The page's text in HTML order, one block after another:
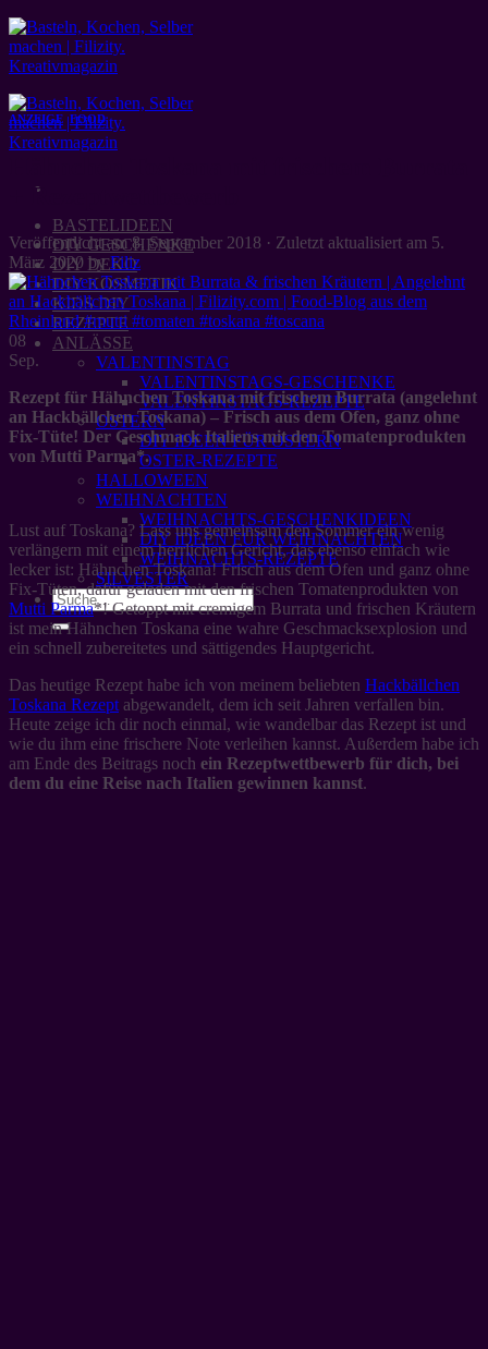
Zum
Inhalt
springen
BASTELIDEEN
DIY GESCHENKE
DIY DEKO
DIY KOSMETIK
KIDS DIY
REZEPTE
ANLÄSSE
VALENTINSTAG
VALENTINSTAGS-GESCHENKE
VALENTINSTAGS-REZEPTE
OSTERN
DIY IDEEN FÜR OSTERN
OSTER-REZEPTE
HALLOWEEN
WEIHNACHTEN
WEIHNACHTS-GESCHENKIDEEN
DIY IDEEN FÜR WEIHNACHTEN
WEIHNACHTS-REZEPTE
SILVESTER
ANZEIGE ,FOOD
+ Rezeptwettbewerb
Veröffentlicht am8. September 2018 · Zuletzt aktualisiert am 5.
März 2020 byFiliz
08
Sep.
Rezept für Hähnchen Toskana mit frischem Burrata (angelehnt
an Hackbällchen Toskana) – Frisch aus dem Ofen, ganz ohne
Fix-Tüte! Der Geschmack Italiens mit den Tomatenprodukten
von Mutti Parma*.
Lust auf Toskana? Lass uns gemeinsam den Sommer ein wenig
verlängern mit einem herrlichen Gericht, das ebenso einfach wie
lecker ist: Hähnchen Toskana! Frisch aus dem Ofen und ganz ohne
Fix-Tüten, dafür geladen mit den frischen Tomatenprodukten von
Mutti Parma*! Getoppt mit cremigem Burrata und frischen Kräutern
ist mein Hähnchen Toskana eine wahre Geschmacksexplosion und
ein schnell zubereitetes und sättigendes Hauptgericht.
Das heutige Rezept habe ich von meinem beliebten Hackbällchen
Toskana Rezept abgewandelt, dem ich seit Jahren verfallen bin.
Heute zeige ich dir noch einmal, wie wandelbar das Rezept ist und
wie du ihm eine frischere Note verleihen kannst. Außerdem habe ich
am Ende des Beitrags noch ein Rezeptwettbewerb für dich, bei
dem du eine Reise nach Italien gewinnen kannst.